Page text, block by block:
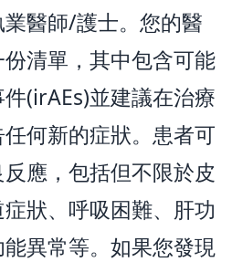
醫師/護士。您的醫
清單，其中包含可能
(irAEs)並建議在治療
何新的症狀。患者可
應，包括但不限於皮
狀、呼吸困難、肝功
異常等。如果您發現